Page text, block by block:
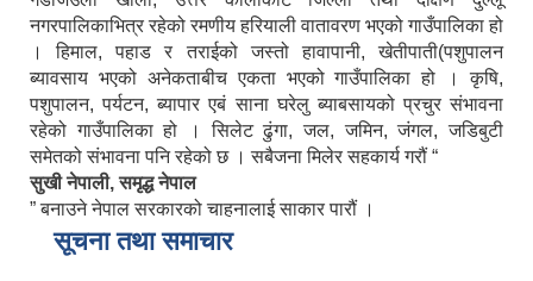
नगरपालिकाभित्र रहेको रमणीय हरियाली वातावरण भएको गाउँपालिका हो
। हिमाल, पहाड र तराईको जस्तो हावापानी, खेतीपाती(पशुपालन
ब्यावसाय भएको अनेकताबीच एकता भएको गाउँपालिका हो । कृषि,
पशुपालन, पर्यटन, ब्यापार एबं साना घरेलु ब्याबसायको प्रचुर संभावना
रहेको गाउँपालिका हो । सिलेट ढुंगा, जल, जमिन, जंगल, जडिबुटी
समेतको संभावना पनि रहेको छ । सबैजना मिलेर सहकार्य गरौं “
सुखी नेपाली, समृद्ध नेपाल
” बनाउने नेपाल सरकारको चाहनालाई साकार पारौं ।
सूचना तथा समाचार